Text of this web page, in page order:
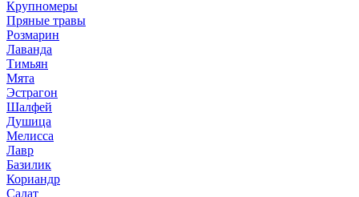
Крупномеры
Пряные травы
Розмарин
Лаванда
Тимьян
Мята
Эстрагон
Шалфей
Душица
Мелисса
Лавр
Базилик
Кориандр
Салат